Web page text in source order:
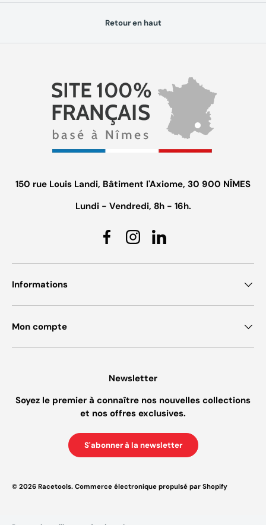
Retour en haut
150 rue Louis Landi, Bâtiment l'Axiome, 30 900 NÎMES
Lundi - Vendredi, 8h - 16h.
FacebookInstagramLinkedin
Informations
Mon compte
Newsletter
Soyez le premier à connaître nos nouvelles collections
et nos offres exclusives.
S'abonner à la newsletter
© 2026 Racetools. Commerce électronique propulsé par Shopify